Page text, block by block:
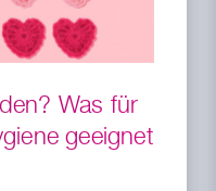
Was für
geeignet